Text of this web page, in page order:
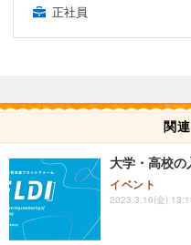
正社員
関
大学・高校
イベント
2023.3.10(金)